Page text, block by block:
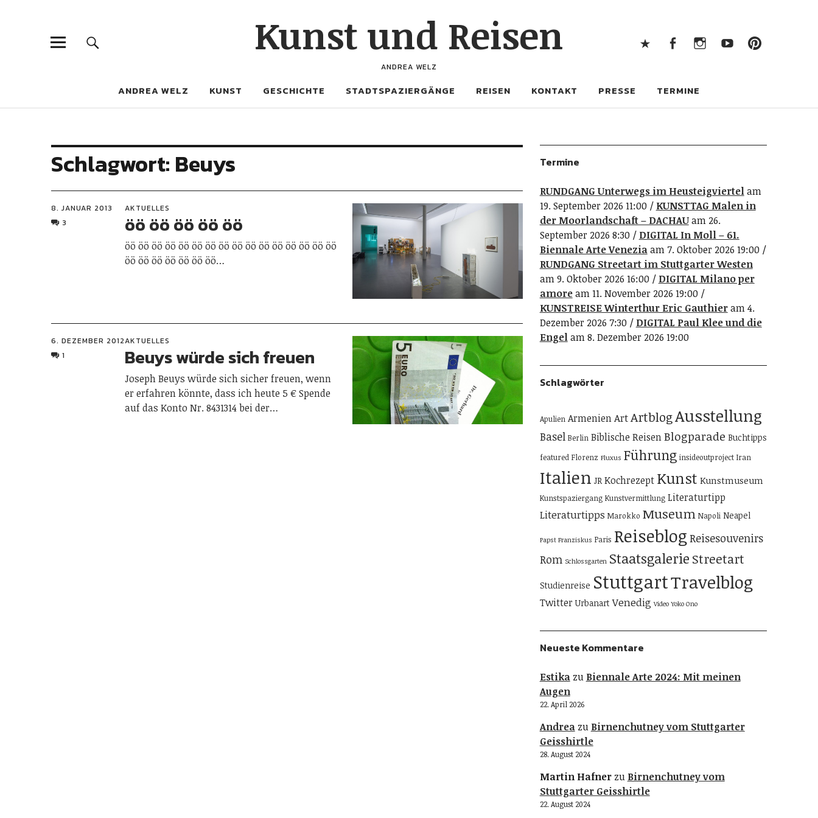
Kunst und Reisen
ANDREA WELZ
ANDREA WELZ KUNST GESCHICHTE STADTSPAZIERGÄNGE REISEN KONTAKT PRESSE TERMINE
Schlagwort: Beuys
8. JANUAR 2013
3
AKTUELLES
öö öö öö öö öö
öö öö öö öö öö öö öö öö öö öö öö öö öö öö öö öö
öö öö öö öö öö öö öö…
6. DEZEMBER 2012
1
AKTUELLES
Beuys würde sich freuen
Joseph Beuys würde sich sicher freuen, wenn
er erfahren könnte, dass ich heute 5 € Spende
auf das Konto Nr. 8431314 bei der…
Termine
RUNDGANG Unterwegs im Heusteigviertelam
19. September 2026 11:00
KUNSTTAG Malen in
der Moorlandschaft – DACHAUam 26.
September 2026 8:30
DIGITAL In Moll – 61.
Biennale Arte Veneziaam 7. Oktober 2026 19:00
RUNDGANG Streetart im Stuttgarter Westen
am 9. Oktober 2026 16:00
DIGITAL Milano per
amoream 11. November 2026 19:00
KUNSTREISE Winterthur Eric Gauthieram 4.
Dezember 2026 7:30
DIGITAL Paul Klee und die
Engelam 8. Dezember 2026 19:00
Schlagwörter
Apulien ArmenienArtArtblogAusstellung
Basel Berlin Biblische ReisenBlogparade Buchtipps
featured Florenz Fluxus Führung insideoutproject Iran
Italien JR Kochrezept Kunst Kunstmuseum
Kunstspaziergang Kunstvermittlung Literaturtipp
Literaturtipps Marokko Museum Napoli Neapel
Papst Franziskus Paris Reiseblog Reisesouvenirs
Rom Schlossgarten Staatsgalerie Streetart
Studienreise StuttgartTravelblog
Twitter Urbanart Venedig Video Yoko Ono
Neueste Kommentare
Estikazu Biennale Arte 2024: Mit meinen
Augen
22. April 2026
Andreazu Birnenchutney vom Stuttgarter
Geisshirtle
28. August 2024
Martin Hafnerzu Birnenchutney vom
Stuttgarter Geisshirtle
22. August 2024